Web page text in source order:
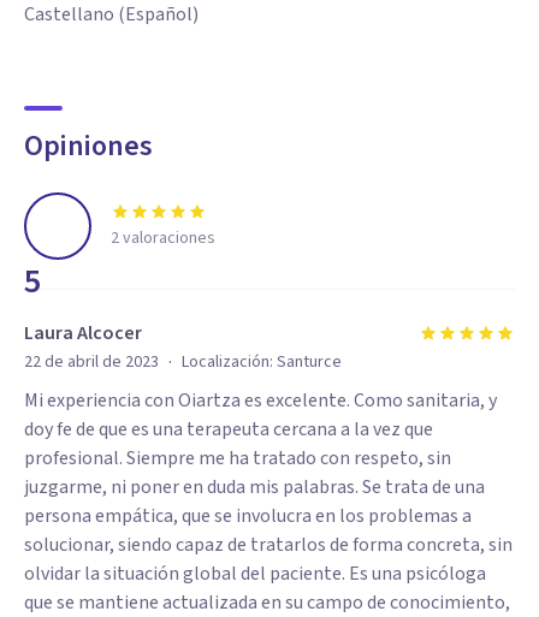
Castellano (Español)
Opiniones
5
2valoraciones
Laura Alcocer
22 de abril de 2023 · Localización: Santurce
Mi experiencia con Oiartza es excelente. Como sanitaria, y
doy fe de que es una terapeuta cercana a la vez que
profesional. Siempre me ha tratado con respeto, sin
juzgarme, ni poner en duda mis palabras. Se trata de una
persona empática, que se involucra en los problemas a
solucionar, siendo capaz de tratarlos de forma concreta, sin
olvidar la situación global del paciente. Es una psicóloga
que se mantiene actualizada en su campo de conocimiento,